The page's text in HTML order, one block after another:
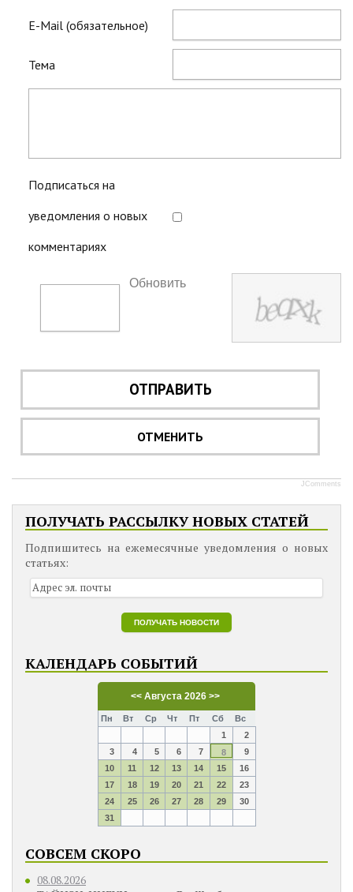
E-Mail (обязательное)
Тема
Подписаться на
уведомления о новых
комментариях
Обновить
ОТПРАВИТЬ
ОТМЕНИТЬ
JComments
ПОЛУЧАТЬ РАССЫЛКУ НОВЫХ СТАТЕЙ
Подпишитесь на ежемесячные уведомления о новых
статьях:
КАЛЕНДАРЬ СОБЫТИЙ
<< Августа 2026 >>
Пн Вт Ср Чт Пт Сб
Вс
1
2
3
4 5 6 7 8
9
10
11 12 13 14 15
16
17
18 19 20 21 22
23
24
25 26 27 28 29
30
31
СОВСЕМ СКОРО
08.08.2026